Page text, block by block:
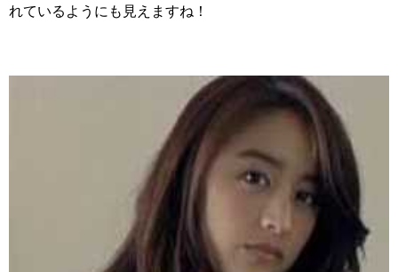
れているようにも見えますね！